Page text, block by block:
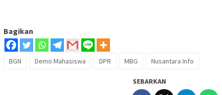
Bagikan
BGN Demo Mahasiswa DPR MBG Nusantara Info
SEBARKAN